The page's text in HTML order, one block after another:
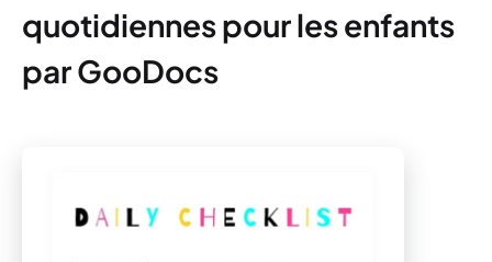
quotidiennes pour les enfants
par GooDocs